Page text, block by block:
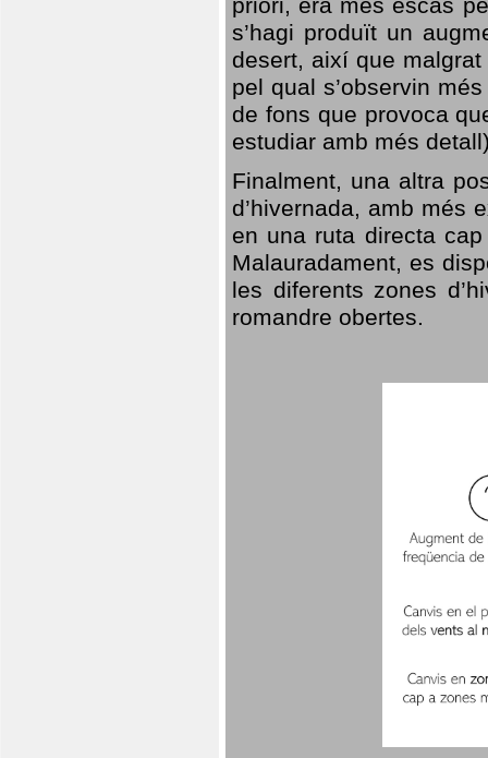
s’hagi produït un
desert, així que
pel qual s’observin
de fons que provoca
estudiar amb més
Finalment, una altra
d’hivernada, amb més
en una ruta directa
Malauradament, es
les diferents zones
romandre obertes.